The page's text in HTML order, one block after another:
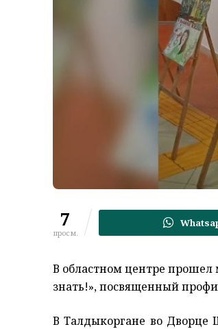
7
просм.
В областном центре
знать!», посвященный
В Талдыкоргане во Дворце